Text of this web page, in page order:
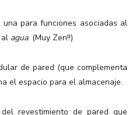
para funciones asociadas al
agua. (Muy Zen!!)
de pared (que complementa
el espacio para el almacenaje.
revestimiento de pared que